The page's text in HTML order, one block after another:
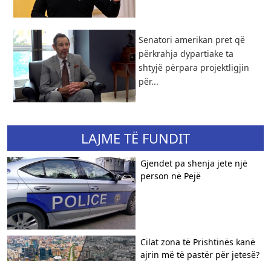
Senatori amerikan pret që
përkrahja dypartiake ta
shtyjë përpara projektligjin
për...
LAJME TË FUNDIT
Gjendet pa shenja jete një
person në Pejë
Cilat zona të Prishtinës kanë
ajrin më të pastër për jetesë?